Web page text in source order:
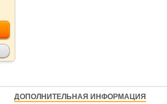
ДОПОЛНИТЕЛЬНАЯ ИНФОРМАЦИЯ